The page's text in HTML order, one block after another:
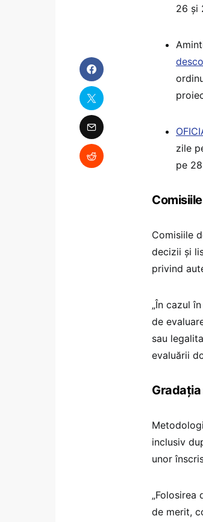
26 și
zile
pe
Comisiile
decizii și
privind
„În cazul
de
sau
evaluării
inclusiv
unor
de merit,